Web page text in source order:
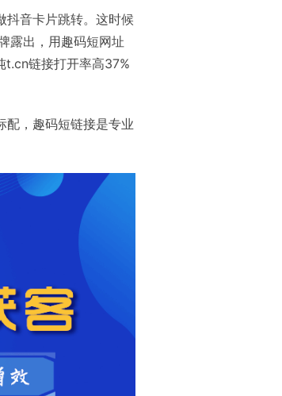
抖音卡片跳转。这时候
露出，用趣码短网址
t.cn链接打开率高37%
，趣码短链接是专业